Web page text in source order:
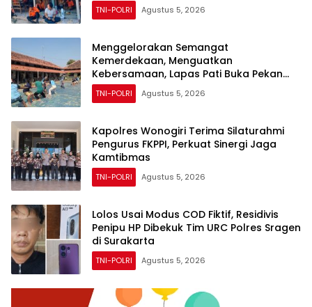
TNI-POLRI Agustus 5, 2026
Menggelorakan Semangat
Kemerdekaan, Menguatkan
Kebersamaan, Lapas Pati Buka Pekan
Olahraga HUT ke-81 RI, Warga Binaan
Antusias Ikuti Berbagai Perlombaan
TNI-POLRI Agustus 5, 2026
Kapolres Wonogiri Terima Silaturahmi
Pengurus FKPPI, Perkuat Sinergi Jaga
Kamtibmas
TNI-POLRI Agustus 5, 2026
Lolos Usai Modus COD Fiktif, Residivis
Penipu HP Dibekuk Tim URC Polres Sragen
di Surakarta
TNI-POLRI Agustus 5, 2026